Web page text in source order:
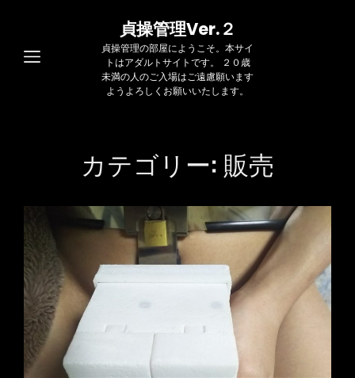
貞操管理Ver.２
貞操管理の部屋にようこそ。本サイ
トはアダルトサイトです。 ２０歳
未満の人のご入場はご遠慮願います
ようよろしくお願いいたします。
カテゴリー: 販売